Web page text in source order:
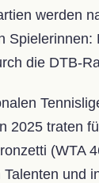
werden
die DTB-
2025 traten
(WTA
und